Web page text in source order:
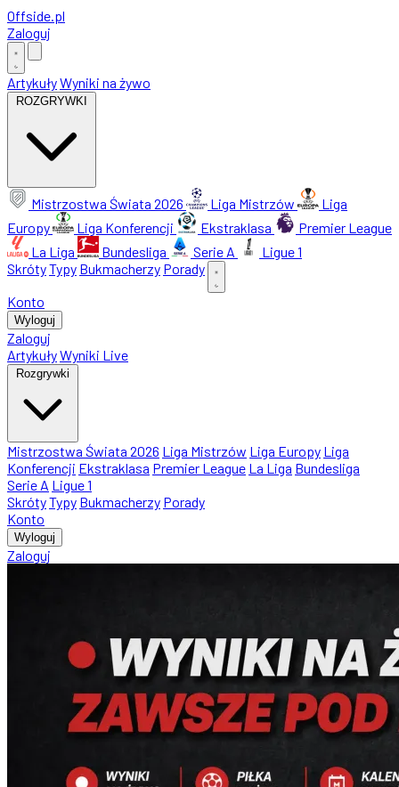
Offside.pl
Zaloguj
ArtykułyWyniki na żywo
ROZGRYWKI
Mistrzostwa Świata 2026 Liga Mistrzów
Liga
Europy
Liga Konferencji Ekstraklasa
Premier League
La Liga
Bundesliga Serie A
Ligue 1
SkrótyTypy Bukmacherzy Porady
Konto
Wyloguj
Zaloguj
ArtykułyWyniki Live
Rozgrywki
Mistrzostwa Świata 2026 Liga Mistrzów Liga Europy Liga
Konferencji Ekstraklasa Premier League La Liga Bundesliga
Serie A Ligue 1
SkrótyTypy Bukmacherzy Porady
Konto
Wyloguj
Zaloguj